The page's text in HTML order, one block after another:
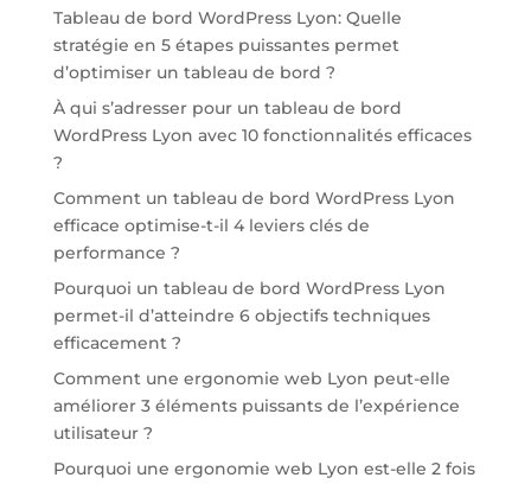
Tableau de bord WordPress Lyon: Quelle
stratégie en 5 étapes puissantes permet
d’optimiser un tableau de bord ?
À qui s’adresser pour un tableau de bord
WordPress Lyon avec 10 fonctionnalités efficaces
?
Comment un tableau de bord WordPress Lyon
efficace optimise-t-il 4 leviers clés de
performance ?
Pourquoi un tableau de bord WordPress Lyon
permet-il d’atteindre 6 objectifs techniques
efficacement ?
Comment une ergonomie web Lyon peut-elle
améliorer 3 éléments puissants de l’expérience
utilisateur ?
Pourquoi une ergonomie web Lyon est-elle 2 fois